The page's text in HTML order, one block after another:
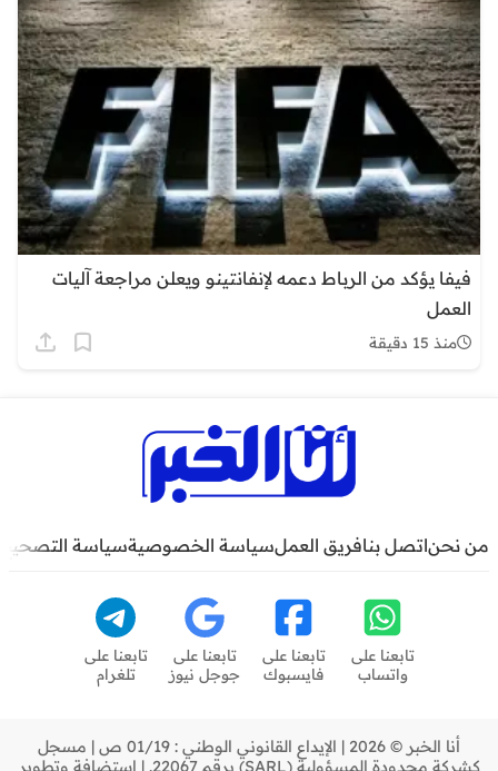
فيفا يؤكد من الرباط دعمه لإنفانتينو ويعلن مراجعة آليات
العمل
منذ 15 دقيقة
من نحناتصل بنافريق العملسياسة الخصوصيةسياسة التصحيح
تابعنا على
واتساب
تابعنا على
فايسبوك
تابعنا على
جوجل نيوز
تابعنا على
تلغرام
أنا الخبر © 2026 | الإيداع القانوني الوطني : 01/19 ص | مسجل
كشركة محدودة المسؤولية (SARL) برقم 22067. | استضافة وتطوير